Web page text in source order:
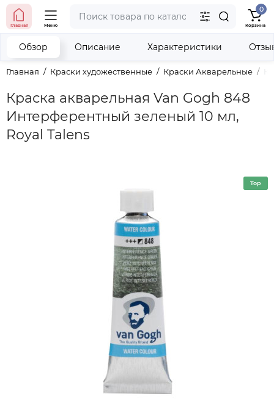
тел. (098) 673-42-06
наши контакты
Главная Меню
0
Корзина
Главная Краски художественные Краски Акварельные
Краска акварельная Van Gogh 848
Интерферентный зеленый 10 мл,
Royal Talens
Обзор Описание Характеристики
Top